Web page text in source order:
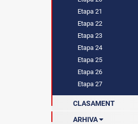
Etapa 21
Etapa 22
Etapa 23
Etapa 24
Etapa 25
Etapa 26
Etapa 27
CLASAMENT
ARHIVA